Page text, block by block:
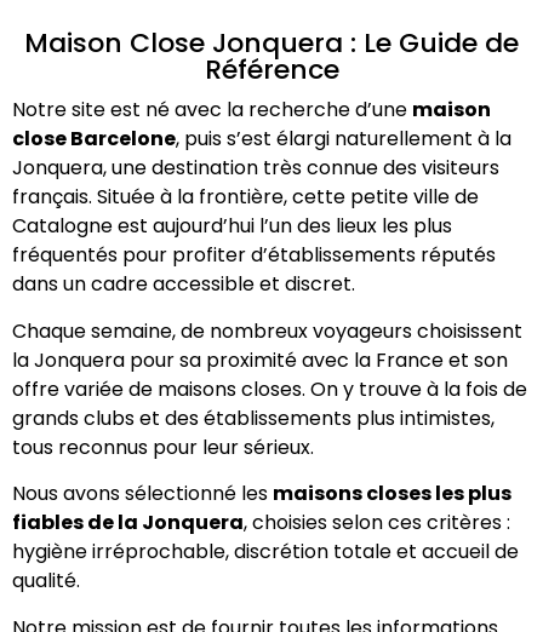
Maison Close Jonquera : Le Guide de
Référence
Notre site est né avec la recherche d’une maison
close Barcelone, puis s’est élargi naturellement à la
Jonquera, une destination très connue des visiteurs
français. Située à la frontière, cette petite ville de
Catalogne est aujourd’hui l’un des lieux les plus
fréquentés pour profiter d’établissements réputés
dans un cadre accessible et discret.
Chaque semaine, de nombreux voyageurs choisissent
la Jonquera pour sa proximité avec la France et son
offre variée de maisons closes. On y trouve à la fois de
grands clubs et des établissements plus intimistes,
tous reconnus pour leur sérieux.
Nous avons sélectionné les maisons closes les plus
fiables de la Jonquera, choisies selon ces critères :
hygiène irréprochable, discrétion totale et accueil de
qualité.